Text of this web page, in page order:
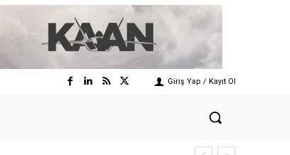
Giriş Yap / Kayıt Ol